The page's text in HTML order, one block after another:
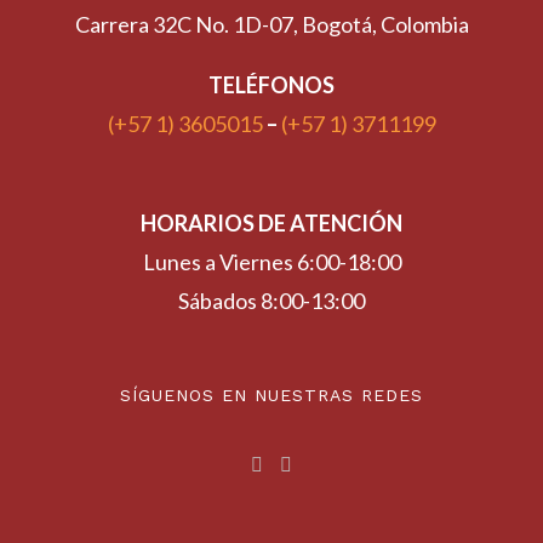
Carrera 32C No. 1D-07, Bogotá, Colombia
TELÉFONOS
(+57 1) 3605015– (+57 1) 3711199
HORARIOS DE ATENCIÓN
Lunes a Viernes 6:00-18:00
Sábados 8:00-13:00
SÍGUENOS EN NUESTRAS REDES